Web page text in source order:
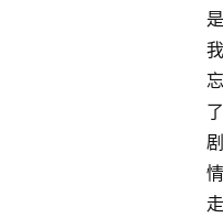
是
我
忘
了
剧
情
走